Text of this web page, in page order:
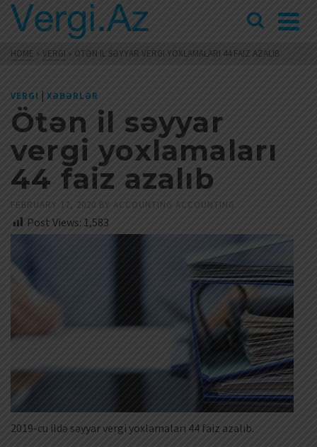
HOME » VERGI » ÖTƏN IL SƏYYAR VERGI YOXLAMALARI 44 FAIZ AZALIB
VERGI | XƏBƏRLƏR
Ötən il səyyar
vergi yoxlamaları
44 faiz azalıb
FEBRUARY 17, 2020 BY ACCOUNTING ACCOUNTING
Post Views: 1,583
2019-cu ildə səyyar vergi yoxlamaları 44 faiz azalıb.